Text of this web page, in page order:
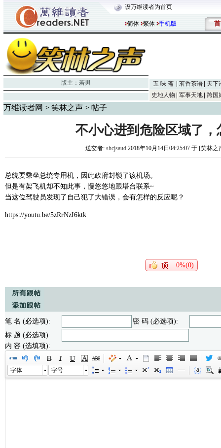
设万维读者为首页
简体 繁体 手机版 首
版主： 若男 五 味 斋 茗香茶语
天下
史地人物
军事天地 跨国
万维读者网 > 笑林之声 > 帖子
不小心进到危险区域了，
送交者: shcjsaud 2018年10月14日04:25:07 于 [笑林
总统要乘坐总统专用机，因此政府封锁了该机场。
但是有架飞机却不知此事，慢悠悠地跟塔台联系~
当这位驾驶员发现了自己犯了大错误，会有怎样的反应呢？
https://youtu.be/5zRrNzI6ktk
0%(0)
笔 名 (必选项):
密 码 (必选项):
标 题 (必选项):
内 容 (选填项):
字体 字号